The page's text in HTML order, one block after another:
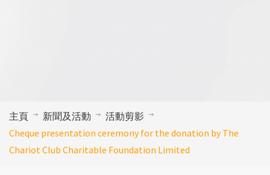
主頁 新聞及活動
活動剪影
Cheque presentation ceremony for the donation by The
Chariot Club Charitable Foundation Limited